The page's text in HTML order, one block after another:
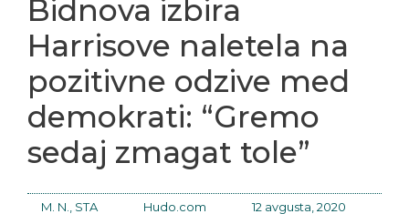
Harrisove naletela na
pozitivne odzive med
demokrati: “Gremo
sedaj zmagat tole”
M. N., STA Hudo.com 12 avgusta, 2020